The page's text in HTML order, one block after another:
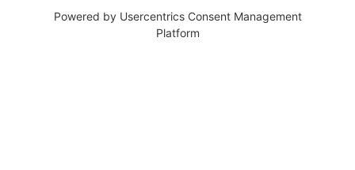
Powered by Usercentrics Consent Management
Platform